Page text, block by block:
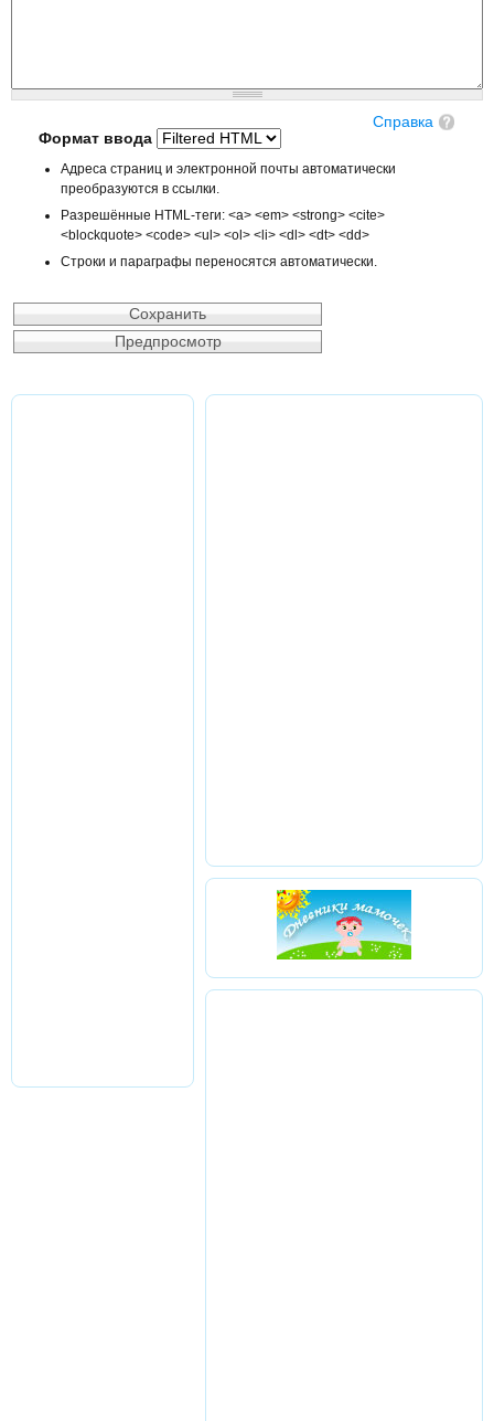
Справка
Формат ввода
Адреса страниц и электронной почты автоматически
преобразуются в ссылки.
Разрешённые HTML-теги: <a> <em> <strong> <cite>
<blockquote> <code> <ul> <ol> <li> <dl> <dt> <dd>
Строки и параграфы переносятся автоматически.